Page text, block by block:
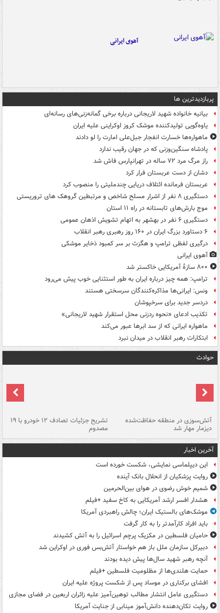
آهوی ایرانی
پربازدیدترین ها
بیانیه خانواده شهید لاریجانی درباره برخی گمانه‌زنی‌های رسانه‌ای
یاوه‌گویی تولیدکننده موشک کروز اوکراینی علیه ایران
ماهواره‌ها خسارت انفجار جبل‌علی امارت را لو دادند
پادشاه سنگین‌وزنی که در جهان رقیب ندارد
راز مرگ مرد ۷۲ ساله در تهرانپارس فاش شد
دشان از دست عربستان فرار کرد
عربستان فرمانده ائتلاف دریایی چندملیتی را منصوب کرد
دستگیری ۸ نفر از اشرار مسلح شاخص و مرتبطین گروهک های تروریستی
موج بارش‌های تابستانه در راه ۱۱ استان
دستگیری ۶ نفر در بهشهر به اتهام تشویش اذهان عمومی
۶ دستاورد بزرگ ایران در ۱۶۰ روز رهبری رهبر انقلاب
درگیری لفظی ترامپ و هگزث بر سر کمبود ذخایر موشکی
آهوی ایرانی
۸۰۰ سازۀ آمریکایی خاکستر شد
ترامپ: همه چیز درباره ایران به طور استثنایی خوب پیش می‌رود
ونس: ایرانی‌ها مذاکره‌کنندگان سرسختی هستند
دردسر جدید برای سرخپوشان
تکذیب ادعای «نحوه ردزنی محل استقرار شهید لاریجانی»
ماهواره ایرانی که از سد ابرها عبور می‌کند
ابتکارات رهبر انقلاب در میدان نبرد
حوادث
آتش‌سوزی در منطقه حفاظت‌شده
دیزمار مهار شد
تشریح جزئیات تصادف ۱۲ خودرو با ۱۹
مصدوم
آخرین اخبار
این دیپلماسی نمایشی، شکست خورده است
روایت پزشکیان از انحلال بانک آینده
شمیم خوش رضوی در هوای بین‌الحرمین
هشدار افسر ارشد آمریکایی به کاخ سفید +فیلم
موشک‌های بالستیک ایران؛ چالش راهبردی آمریکا
باید افراد کارآمدتر را به کار گرفت
حامیان فلسطین در مکزیک پرچم اسرائیل را به آتش کشیدند
دبیرکل سازمان ملل باز هم خواستار آتش‌بس فوری در اوکراین شد
آنچه رهبر شهید سال‌ها پیش دیده بودند
حمایت هلندی‌ها از مظلومیت فلسطین +فیلم
افشای برکناری در موساد پس از شکست پروژه علیه ایران
دستگیری عامل انتشار مطالب توهین‌آمیز علیه زائران اربعین در فضای مجازی
روایت تکان‌دهنده دانش‌آموز مینابی از جنایت آمریکا